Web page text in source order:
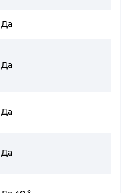
Да
Да
Да
Да